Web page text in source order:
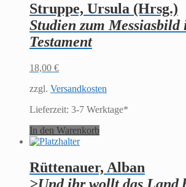
Struppe, Ursula (Hrsg.)
Studien zum Messiasbild
Testament
18,00 €
zzgl. Versandkosten
Lieferzeit: 3-7 Werktage*
In den Warenkorb
Rüttenauer, Alban